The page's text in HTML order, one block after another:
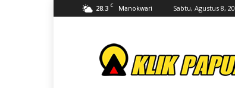
28.3 C Manokwari Sabtu, Agustus 8,